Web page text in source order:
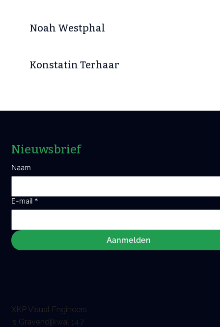
Noah Westphal
Konstatin Terhaar
XKP Visual Engineers
's Gravendijkwal 147
Nieuwsbrief
Naam
E-mail *
Aanmelden